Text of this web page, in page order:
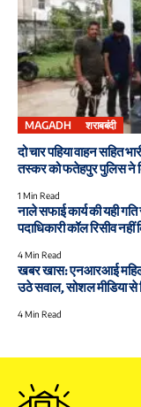
MAGADH शराबबंदी
दो चार पहिया वाहन सहित
तस्कर को फतेहपुर पुलिस ने
1 Min Read
नाले सफाई कार्य की यही
पदाधिकारी कॉल रिसीव
4 Min Read
खबर खास: एनआरआई महिला
उठे सवाल, सोशल मीडिया से
4 Min Read